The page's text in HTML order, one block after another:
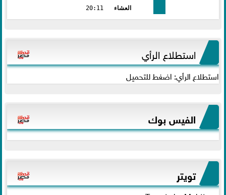
العشاء
20:11
استطلاع الرأي
استطلاع الرأي: اضغط للتحميل
الفيس بوك
تويتر